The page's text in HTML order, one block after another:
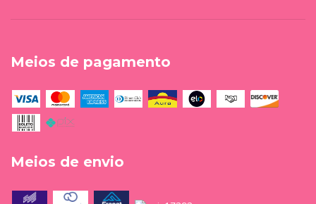
Meios de pagamento
Meios de envio